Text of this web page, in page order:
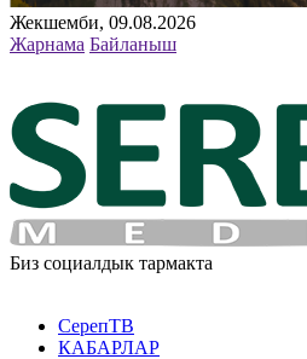
Жекшемби, 09.08.2026
Жарнама Байланыш
Биз социалдык тармакта
СерепТВ
КАБАРЛАР